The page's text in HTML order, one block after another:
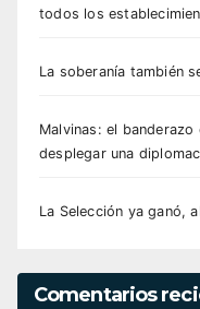
todos los
La soberanía también
Malvinas: el
desplegar una
La Selección ya ganó,
Comentarios